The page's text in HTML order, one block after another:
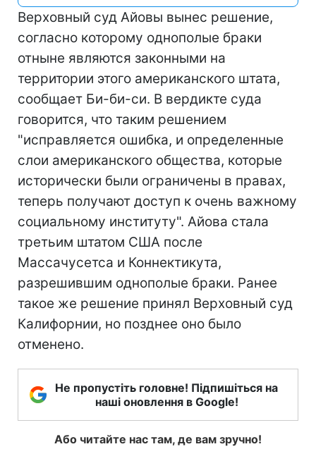
Верховный суд Айовы вынес решение,
согласно которому однополые браки
отныне являются законными на
территории этого американского штата,
сообщает Би-би-си. В вердикте суда
говорится, что таким решением
"исправляется ошибка, и определенные
слои американского общества, которые
исторически были ограничены в правах,
теперь получают доступ к очень важному
социальному институту". Айова стала
третьим штатом США после
Массачусетса и Коннектикута,
разрешившим однополые браки. Ранее
такое же решение принял Верховный суд
Калифорнии, но позднее оно было
отменено.
Не пропустіть головне! Підпишіться на
наші оновлення в Google!
Або читайте нас там, де вам зручно!